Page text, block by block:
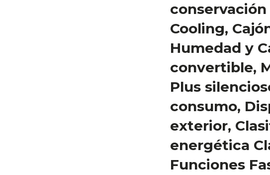
Cooling,
Humedad y
convertible,
Plus
consumo,
exterior,
energética
Funciones